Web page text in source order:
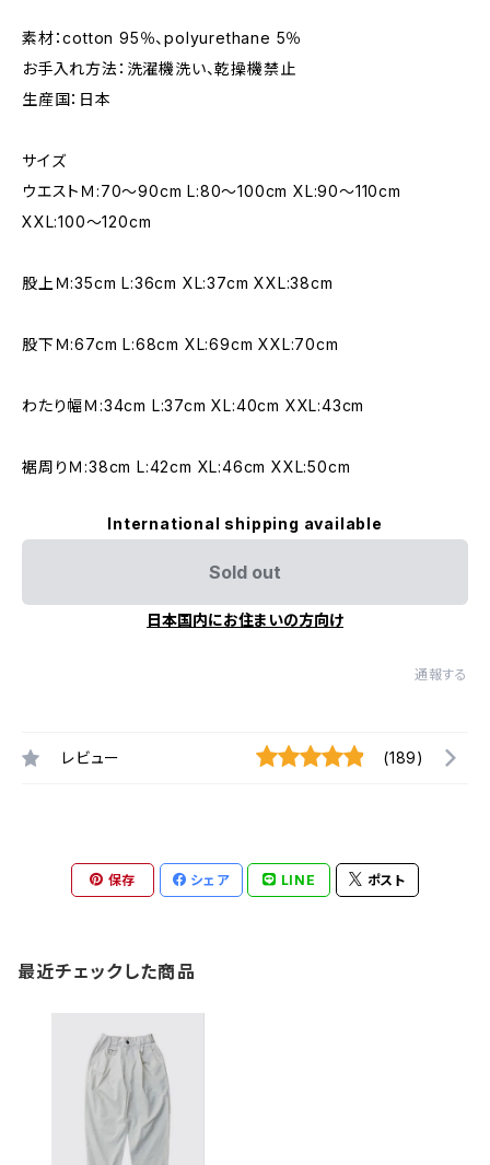
素材：cotton 95％、polyurethane 5％
お手入れ方法：洗濯機洗い、乾操機禁止
生産国：日本
サイズ
ウエストＭ:70～90cm L:80～100cm XL:90～110cm
XXL:100～120cm
股上Ｍ:35cm L:36cm XL:37cm XXL:38cm
股下Ｍ:67cm L:68cm XL:69cm XXL:70cm
わたり幅Ｍ:34cm L:37cm XL:40cm XXL:43cm
裾周りＭ:38cm L:42cm XL:46cm XXL:50cm
International shipping available
Sold out
日本国内にお住まいの方向け
通報する
レビュー (189)
保存 シェア LINE ポスト
最近チェックした商品